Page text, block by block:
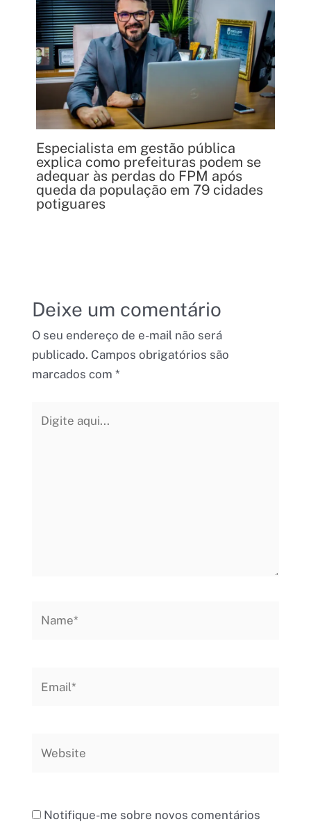
Especialista em gestão pública
explica como prefeituras podem se
adequar às perdas do FPM após
queda da população em 79 cidades
potiguares
Deixe um comentário
O seu endereço de e-mail não será
publicado. Campos obrigatórios são
marcados com *
aqui...
Notifique-me sobre novos comentários